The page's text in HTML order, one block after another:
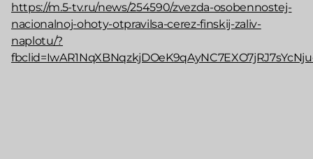
https://m.5-tv.ru/news/254590/zvezda-osobennostej-
nacionalnoj-ohoty-otpravilsa-cerez-finskij-zaliv-
naplotu/?